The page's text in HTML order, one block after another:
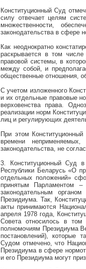
Конституционный Суд
силу отвечает целям
множественности,
законодательства в сфере
Как неоднократно
раскрывается в том
правовой системы, в
между собой, и
общественные отношения,
С учетом изложенного
и их отдельные правовые
верховенства права.
реализации норм
лиц и регулирующих
При этом
времени
законодательства, не
3. Конституционный Суд
Республики Беларусь «О
отдельных положений»
принятым Парламентом –
законодательным
Президиума. Так,
акты принимаются
апреля 1978 года,
Совета относилось в
полномочиям Президиума
постановлений), которые
Судом отмечено, что
Президиума в сфере
и его Президиума могут